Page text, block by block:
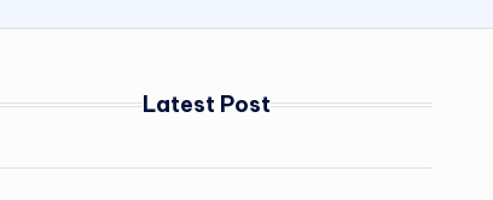
Latest Post